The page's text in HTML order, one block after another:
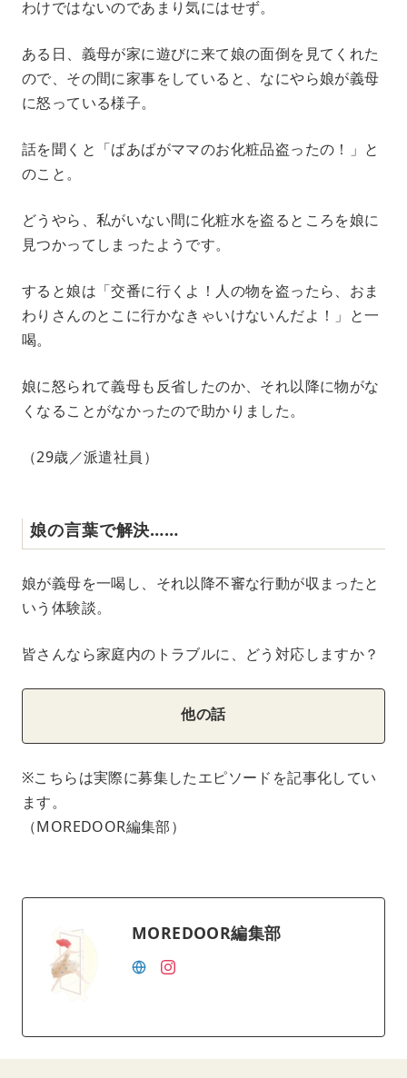
わけではないのであまり気にはせず。
ある日、義母が家に遊びに来て娘の面倒を見てくれた
ので、その間に家事をしていると、なにやら娘が義母
に怒っている様子。
話を聞くと「ばあばがママのお化粧品盗ったの！」と
のこと。
どうやら、私がいない間に化粧水を盗るところを娘に
見つかってしまったようです。
すると娘は「交番に行くよ！人の物を盗ったら、おま
わりさんのとこに行かなきゃいけないんだよ！」と一
喝。
娘に怒られて義母も反省したのか、それ以降に物がな
くなることがなかったので助かりました。
（29歳／派遣社員）
娘の言葉で解決……
娘が義母を一喝し、それ以降不審な行動が収まったと
いう体験談。
皆さんなら家庭内のトラブルに、どう対応しますか？
他の話
※こちらは実際に募集したエピソードを記事化してい
ます。
（MOREDOOR編集部）
MOREDOOR編集部